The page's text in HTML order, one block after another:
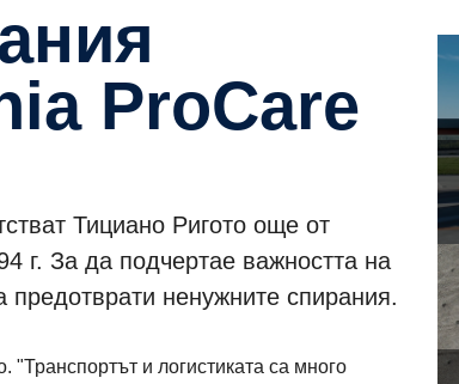
ProCare
Тициано Ригото още от
г. За да подчертае важността на
ненужните спирания.
"Транспортът и логистиката са много